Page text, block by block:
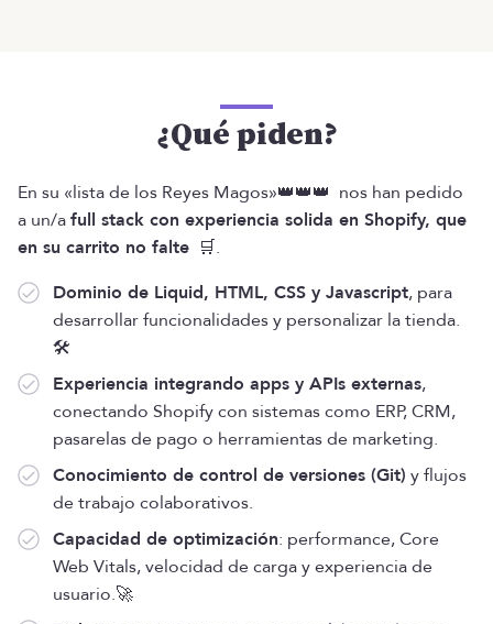
¿Qué piden?
En su «lista de los Reyes Magos»👑👑👑 nos han pedido
a un/afull stack con experiencia solida en Shopify, que
en su carrito no falte 🛒.
Dominio de Liquid, HTML, CSS y Javascript, para
desarrollar funcionalidades y personalizar la tienda.
🛠️
Experiencia integrando apps y APIs externas,
conectando Shopify con sistemas como ERP, CRM,
pasarelas de pago o herramientas de marketing.
Conocimiento de control de versiones (Git) y flujos
de trabajo colaborativos.
Capacidad de optimización: performance, Core
Web Vitals, velocidad de carga y experiencia de
usuario.🚀